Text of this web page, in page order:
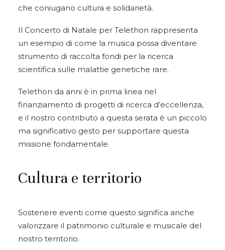
che coniugano cultura e solidarietà.
Il Concerto di Natale per Telethon rappresenta
un esempio di come la musica possa diventare
strumento di raccolta fondi per la ricerca
scientifica sulle malattie genetiche rare.
Telethon da anni è in prima linea nel
finanziamento di progetti di ricerca d’eccellenza,
e il nostro contributo a questa serata è un piccolo
ma significativo gesto per supportare questa
missione fondamentale.
Cultura e territorio
Sostenere eventi come questo significa anche
valorizzare il patrimonio culturale e musicale del
nostro territorio.